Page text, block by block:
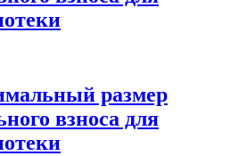
размер
взноса для